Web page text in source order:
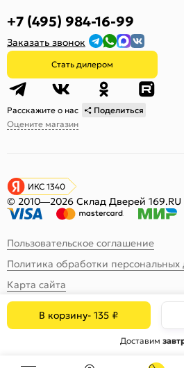
В корзину-135 ₽
Доставим
+7 (495) 984-16-99
Заказать звонок
Стать дилером
Расскажите о нас
Поделиться
Оцените магазин
ИКС 1340
© 2010—2026 Склад Дверей 169.RU
Пользовательское соглашение
Политика обработки персональных
Карта сайта